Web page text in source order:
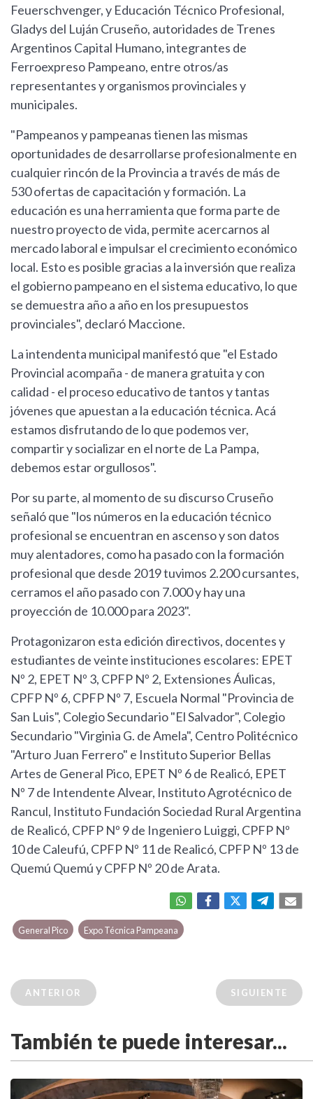
Feuerschvenger, y Educación Técnico Profesional,
Gladys del Luján Cruseño, autoridades de Trenes
Argentinos Capital Humano, integrantes de
Ferroexpreso Pampeano, entre otros/as
representantes y organismos provinciales y
municipales.
"Pampeanos y pampeanas tienen las mismas
oportunidades de desarrollarse profesionalmente en
cualquier rincón de la Provincia a través de más de
530 ofertas de capacitación y formación. La
educación es una herramienta que forma parte de
nuestro proyecto de vida, permite acercarnos al
mercado laboral e impulsar el crecimiento económico
local. Esto es posible gracias a la inversión que realiza
el gobierno pampeano en el sistema educativo, lo que
se demuestra año a año en los presupuestos
provinciales", declaró Maccione.
La intendenta municipal manifestó que "el Estado
Provincial acompaña - de manera gratuita y con
calidad - el proceso educativo de tantos y tantas
jóvenes que apuestan a la educación técnica. Acá
estamos disfrutando de lo que podemos ver,
compartir y socializar en el norte de La Pampa,
debemos estar orgullosos".
Por su parte, al momento de su discurso Cruseño
señaló que "los números en la educación técnico
profesional se encuentran en ascenso y son datos
muy alentadores, como ha pasado con la formación
profesional que desde 2019 tuvimos 2.200 cursantes,
cerramos el año pasado con 7.000 y hay una
proyección de 10.000 para 2023".
Protagonizaron esta edición directivos, docentes y
estudiantes de veinte instituciones escolares: EPET
Nº 2, EPET Nº 3, CPFP Nº 2, Extensiones Áulicas,
CPFP Nº 6, CPFP Nº 7, Escuela Normal "Provincia de
San Luis", Colegio Secundario "El Salvador", Colegio
Secundario "Virginia G. de Amela", Centro Politécnico
"Arturo Juan Ferrero" e Instituto Superior Bellas
Artes de General Pico, EPET Nº 6 de Realicó, EPET
Nº 7 de Intendente Alvear, Instituto Agrotécnico de
Rancul, Instituto Fundación Sociedad Rural Argentina
de Realicó, CPFP Nº 9 de Ingeniero Luiggi, CPFP Nº
10 de Caleufú, CPFP Nº 11 de Realicó, CPFP Nº 13 de
Quemú Quemú y CPFP Nº 20 de Arata.
General Pico Expo Técnica Pampeana
ANTERIOR SIGUIENTE
También te puede interesar...